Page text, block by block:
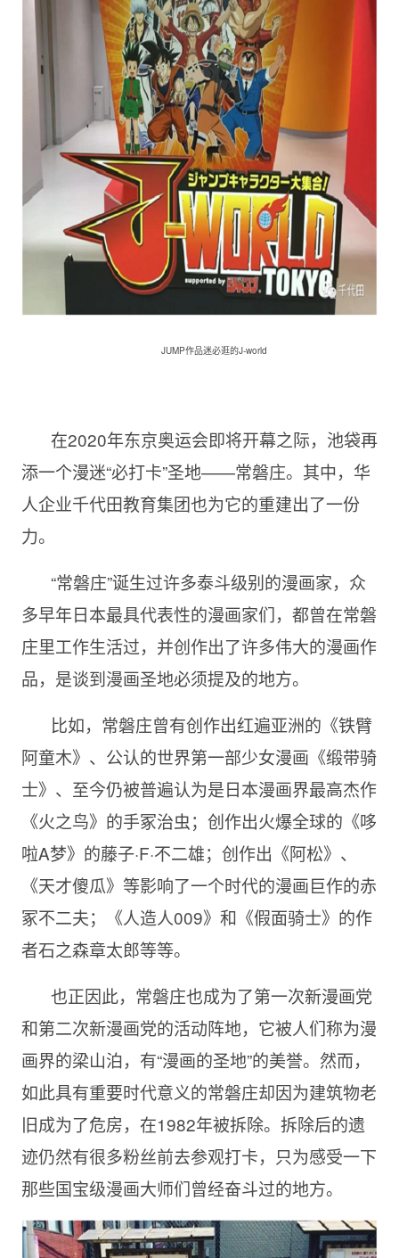
JUMP作品迷必逛的J-world
在2020年东京奥运会即将开幕之际，池袋再
添一个漫迷“必打卡”圣地——常磐庄。其中，华
人企业千代田教育集团也为它的重建出了一份
力。
“常磐庄”诞生过许多泰斗级别的漫画家，众
多早年日本最具代表性的漫画家们，都曾在常磐
庄里工作生活过，并创作出了许多伟大的漫画作
品，是谈到漫画圣地必须提及的地方。
比如，常磐庄曾有创作出红遍亚洲的《铁臂
阿童木》、公认的世界第一部少女漫画《缎带骑
士》、至今仍被普遍认为是日本漫画界最高杰作
《火之鸟》的手冢治虫；创作出火爆全球的《哆
啦A梦》的藤子·F·不二雄；创作出《阿松》、
《天才傻瓜》等影响了一个时代的漫画巨作的赤
冢不二夫；《人造人009》和《假面骑士》的作
者石之森章太郎等等。
也正因此，常磐庄也成为了第一次新漫画党
和第二次新漫画党的活动阵地，它被人们称为漫
画界的梁山泊，有“漫画的圣地”的美誉。然而，
如此具有重要时代意义的常磐庄却因为建筑物老
旧成为了危房，在1982年被拆除。拆除后的遗
迹仍然有很多粉丝前去参观打卡，只为感受一下
那些国宝级漫画大师们曾经奋斗过的地方。